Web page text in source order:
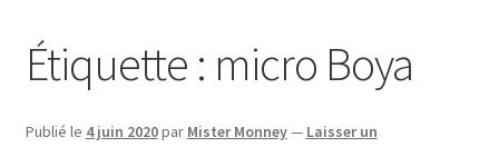
Étiquette : micro Boya
Publié le 4 juin 2020par Mister Monney— Laisser un